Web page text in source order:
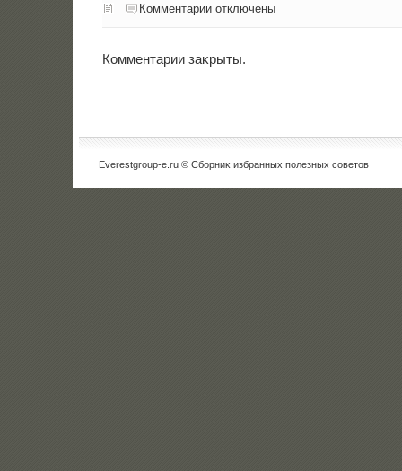
Комментарии отключены
Комментарии заκрыты.
Everestgroup-e.ru © Сборниκ избранных полезных советοв